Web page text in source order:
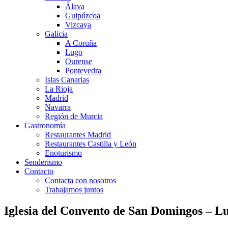
Álava
Guipúzcoa
Vizcaya
Galicia
A Coruña
Lugo
Ourense
Pontevedra
Islas Canarias
La Rioja
Madrid
Navarra
Región de Murcia
Gastronomía
Restaurantes Madrid
Restaurantes Castilla y León
Enoturismo
Senderismo
Contacto
Contacta con nosotros
Trabajamos juntos
Iglesia del Convento de San Domingos –